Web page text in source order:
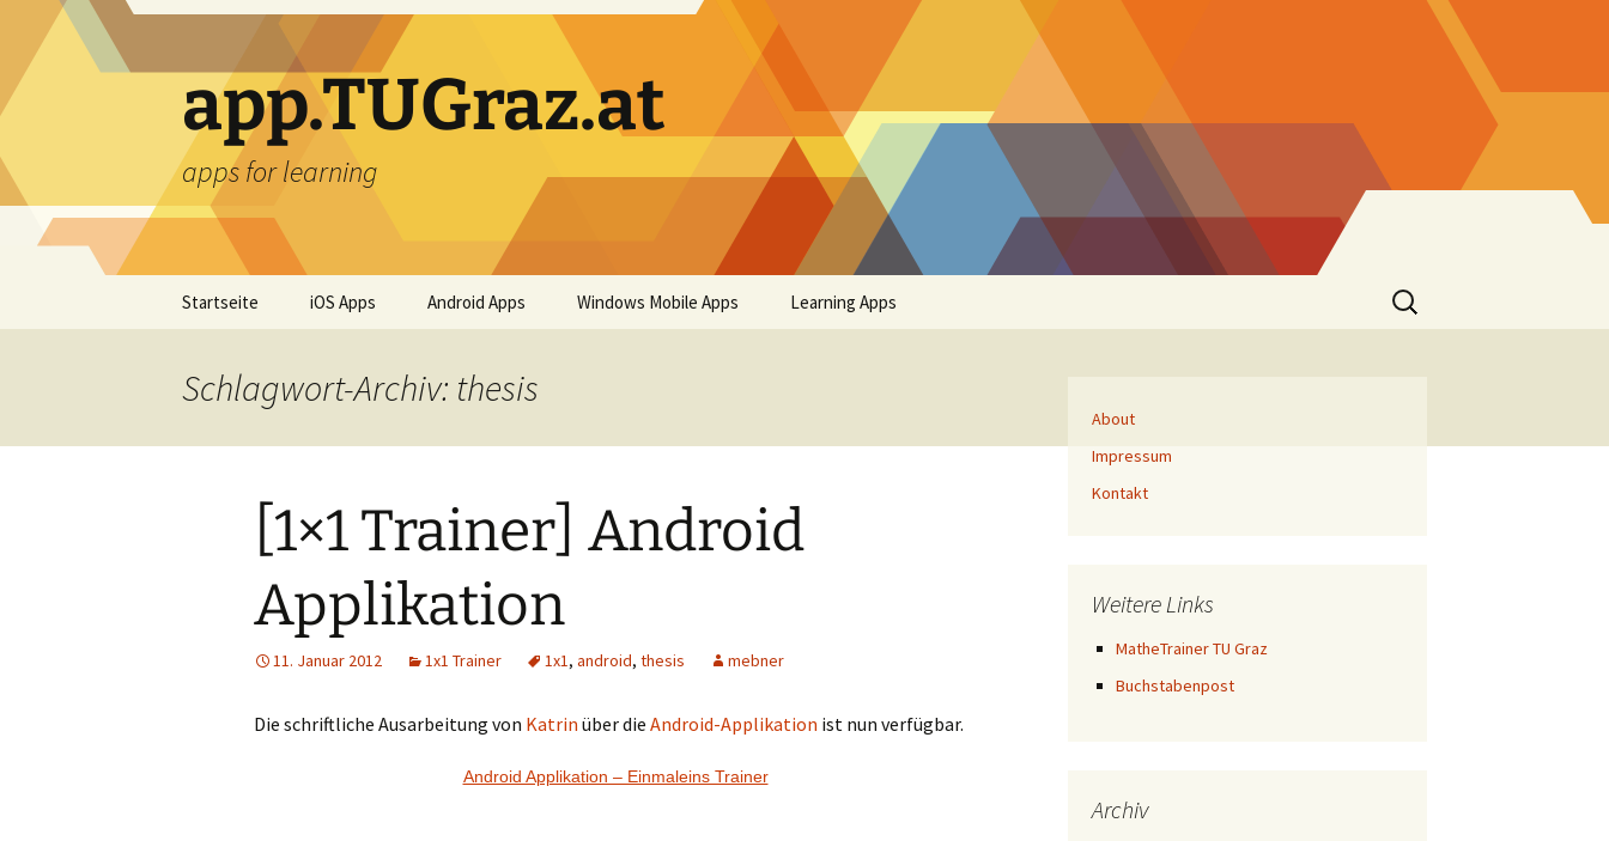
Inhalt
springen
app.TUGraz.at
apps for learning
Startseite iOS Apps Android Apps Windows Mobile Apps Learning Apps
Suchen
nach:
Schlagwort-Archiv: thesis
[1×1 Trainer] Android
Applikation
11. Januar 2012 1x1 Trainer 1x1, android, thesis mebner
Die schriftliche Ausarbeitung von Katrin über die Android-Applikation ist nun verfügbar.
Android Applikation – Einmaleins Trainer
About
Impressum
Kontakt
Weitere Links
MatheTrainer TU Graz
Buchstabenpost
Archiv